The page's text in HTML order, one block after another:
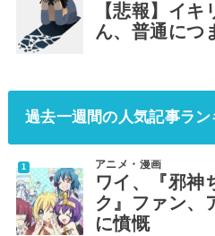
【悲報】イキ
ん、普通につ
過去一週間の人気記事ラン
アニメ・漫画
ワイ、『邪神
ク』ファン、
に憤慨